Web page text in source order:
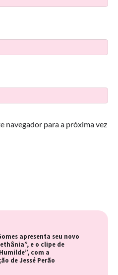
navegador para a próxima vez
apresenta seu novo
e o clipe de
com a
de Jessé Perão